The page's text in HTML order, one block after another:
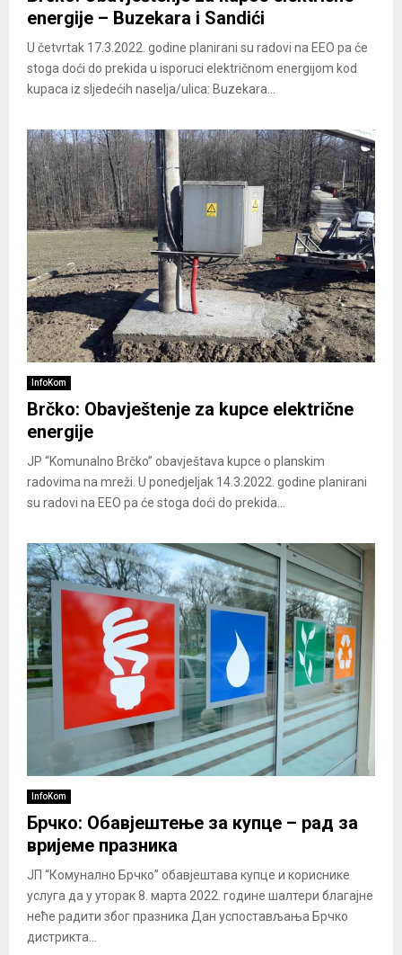
energije – Buzekara i Sandići
U četvrtak 17.3.2022. godine planirani su radovi na EEO pa će
stoga doći do prekida u isporuci električnom energijom kod
kupaca iz sljedećih naselja/ulica: Buzekara...
InfoKom
Brčko: Obavještenje za kupce električne
energije
JP “Komunalno Brčko” obavještava kupce o planskim
radovima na mreži. U ponedjeljak 14.3.2022. godine planirani
su radovi na EEO pa će stoga doći do prekida...
InfoKom
Брчко: Обавјештење за купце – рад за
вријеме празника
ЈП “Комунално Брчко” обавјештава купце и кориснике
услуга да у уторак 8. марта 2022. године шалтери благајне
неће радити због празника Дан успостављања Брчко
дистрикта...